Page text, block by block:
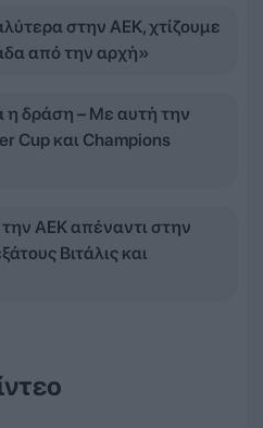
στην ΑΕΚ, χτίζουμε
από την αρχή»
η δράση – Με αυτή την
Cup και Champions
ΑΕΚ απέναντι στην
Βιτάλις και